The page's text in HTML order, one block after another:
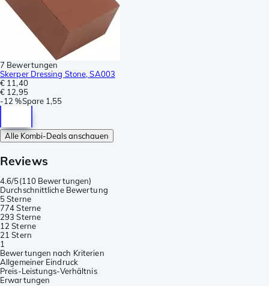
7 Bewertungen
Skerper Dressing Stone, SA003
€ 11,40
€ 12,95
-12 %Spare 1,55
Alle Kombi-Deals anschauen
Reviews
4.6/5(110 Bewertungen)
Durchschnittliche Bewertung
5 Sterne
774 Sterne
293 Sterne
1 2 Sterne
21 Stern
1
Bewertungen nach Kriterien
Allgemeiner Eindruck
Preis-Leistungs-Verhältnis
Erwartungen